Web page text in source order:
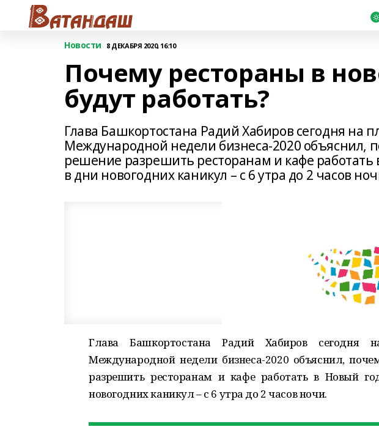
Новости 8 ДЕКАБРЯ 2020, 16:10
Почему рестораны в
будут работать?
Глава Башкортостана Радий Хабиров сегодня на
Международной недели бизнеса-2020 объяснил,
решение разрешить ресторанам и кафе работать
в дни новогодних каникул – с 6 утра до 2 часов
Глава Башкортостана Радий Хабиров сегодня
Международной недели бизнеса-2020 объяснил,
разрешить ресторанам и кафе работать в Новый
новогодних каникул – с 6 утра до 2 часов ночи.